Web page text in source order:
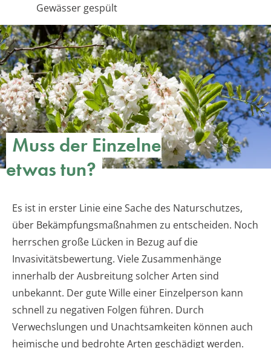
Gewässer gespült
Muss der Einzelne
etwas tun?
Es ist in erster Linie eine Sache des Naturschutzes,
über Bekämpfungsmaßnahmen zu entscheiden. Noch
herrschen große Lücken in Bezug auf die
Invasivitätsbewertung. Viele Zusammenhänge
innerhalb der Ausbreitung solcher Arten sind
unbekannt. Der gute Wille einer Einzelperson kann
schnell zu negativen Folgen führen. Durch
Verwechslungen und Unachtsamkeiten können auch
heimische und bedrohte Arten geschädigt werden.